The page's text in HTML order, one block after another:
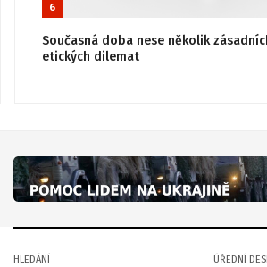
6
Současná doba nese několik
etických dilemat
HLEDÁNÍ
ÚŘEDNÍ